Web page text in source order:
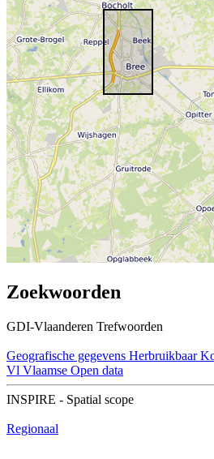
Zoekwoorden
GDI-Vlaanderen Trefwoorden
Geografische gegevens Herbruikbaar
Vl Vlaamse Open data
INSPIRE - Spatial scope
Regionaal